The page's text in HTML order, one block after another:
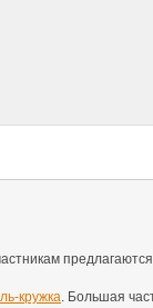
кружка. Большая